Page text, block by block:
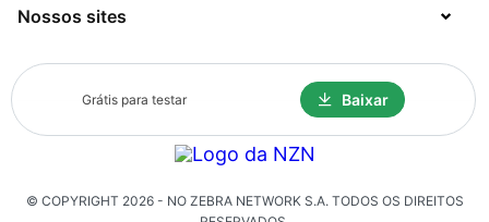
Grátis para testar Baixar
Sobre
Contato
Política de Privacidade
Solicitação de Exclusão de Dados
Nossos sites
TecMundo
Click Jogos
© COPYRIGHT 2026- NO ZEBRA NETWORK S.A. TODOS OS DIREITOS